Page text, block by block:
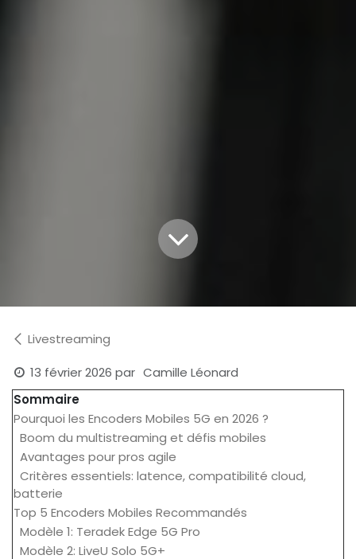
Livestreaming
13 février 2026 par Camille Léonard
Sommaire
Pourquoi les Encoders Mobiles 5G en 2026 ?
Boom du multistreaming et défis mobiles
Avantages pour pros agile
Critères essentiels: latence, compatibilité cloud,
batterie
Top 5 Encoders Mobiles Recommandés
Modèle 1: Teradek Edge 5G Pro
Modèle 2: LiveU Solo 5G+